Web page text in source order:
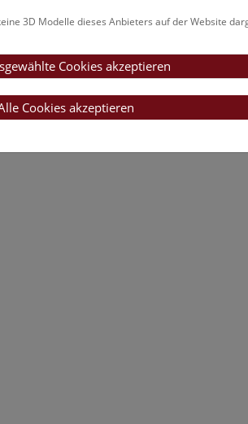
3D Modelle dieses Anbieters auf der Website
Cookies akzeptieren
Cookies akzeptieren